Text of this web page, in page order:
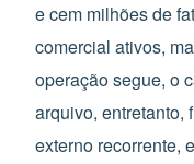
e cem milhões de
comercial ativos,
operação segue, o
arquivo, entretanto,
externo recorrente,